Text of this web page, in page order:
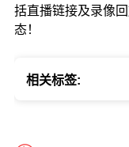
括直播链接及录像
态！
相关标签: